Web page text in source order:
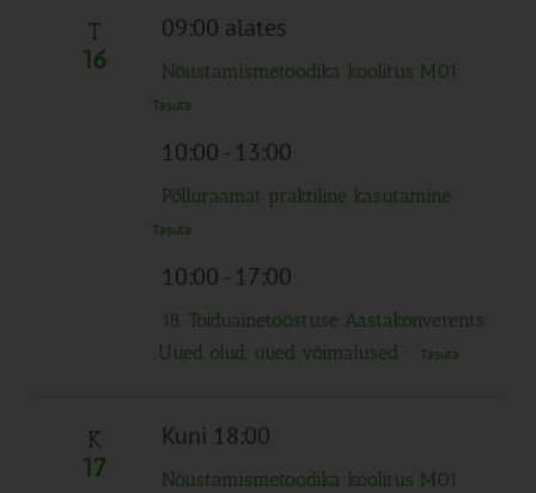
T
16
09:00 alates
Nõustamismetoodika koolitus M01
Tasuta
10:00- 13:00
Põlluraamat praktiline kasutamine
Tasuta
10:00- 17:00
18. Toiduainetööstuse Aastakonverents
„Uued olud, uued võimalused“
Tasuta
K
17
Kuni 18:00
Nõustamismetoodika koolitus M01